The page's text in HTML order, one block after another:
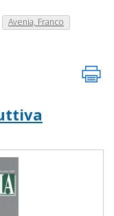
Avenia, Franco